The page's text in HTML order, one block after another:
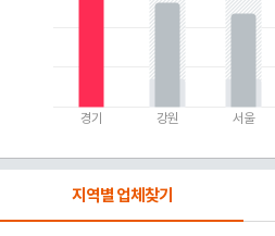
경기 강원 서울
지역별 업체찾기